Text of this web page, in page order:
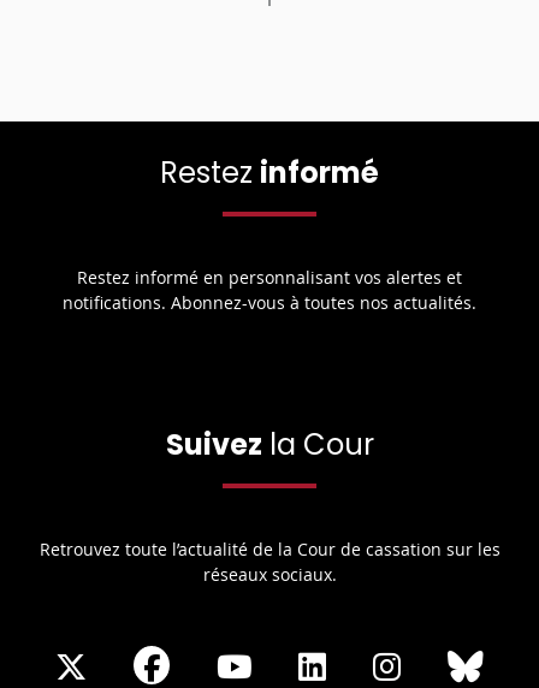
Restez informé
Restez informé en personnalisant vos alertes et
notifications. Abonnez-vous à toutes nos actualités.
Suivez la Cour
Retrouvez toute l’actualité de la Cour de cassation sur les
réseaux sociaux.
ShareShare
Share
Share
Share